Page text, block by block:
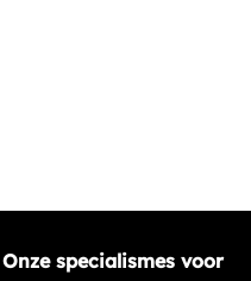
Onze specialismes voor